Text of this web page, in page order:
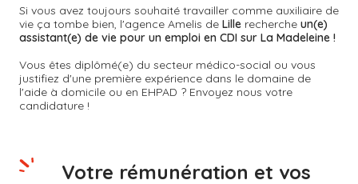
Si vous avez toujours souhaité travailler comme auxiliaire de
vie ça tombe bien, l'agence Amelis de Lille recherche un(e)
assistant(e) de vie pour un emploi en CDI sur La Madeleine !
Vous êtes diplômé(e) du secteur médico-social ou vous
justifiez d'une première expérience dans le domaine de
l'aide à domicile ou en EHPAD ? Envoyez nous votre
candidature !
Votre rémunération et vos